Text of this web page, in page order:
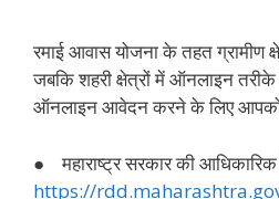
रमाई आवास योजना के तहत ग्रामीण
जबकि शहरी क्षेत्रों में ऑनलाइन
ऑनलाइन आवेदन करने के लिए
● महाराष्ट्र सरकार की
https://